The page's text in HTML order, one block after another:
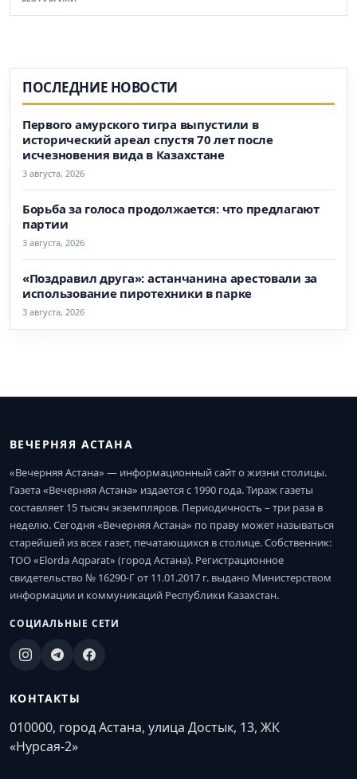
ПОСЛЕДНИЕ НОВОСТИ
Первого амурского тигра выпустили в
исторический ареал спустя 70 лет после
исчезновения вида в Казахстане
3 августа, 2026
Борьба за голоса продолжается: что предлагают
партии
3 августа, 2026
«Поздравил друга»: астанчанина арестовали за
использование пиротехники в парке
3 августа, 2026
ВЕЧЕРНЯЯ АСТАНА
«Вечерняя Астана» — информационный сайт о жизни столицы.
Газета «Вечерняя Астана» издается с 1990 года. Тираж газеты
составляет 15 тысяч экземпляров. Периодичность – три раза в
неделю. Сегодня «Вечерняя Астана» по праву может называться
старейшей из всех газет, печатающихся в столице. Собственник:
ТОО «Elorda Aqparat» (город Астана). Регистрационное
свидетельство № 16290-Г от 11.01.2017 г. выдано Министерством
информации и коммуникаций Республики Казахстан.
СОЦИАЛЬНЫЕ СЕТИ
КОНТАКТЫ
010000, город Астана, улица Достык, 13, ЖК
«Нурсая-2»